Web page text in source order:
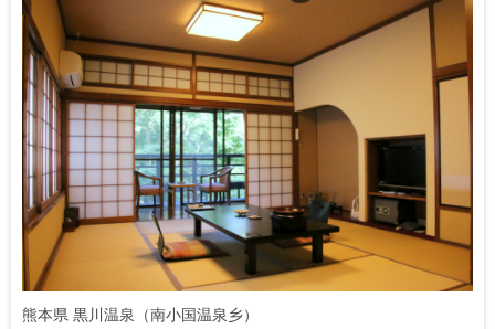
熊本県 黒川温泉（南小国温泉乡）